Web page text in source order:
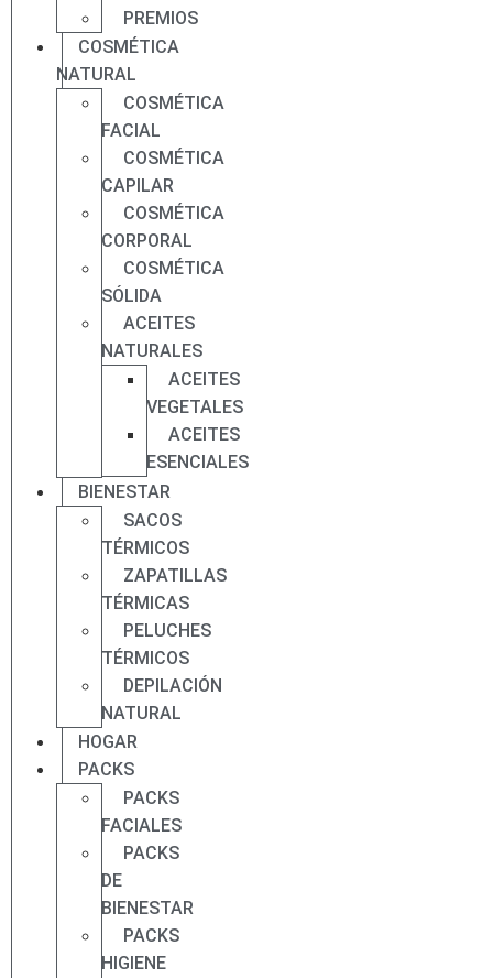
PREMIOS
COSMÉTICA
NATURAL
COSMÉTICA
FACIAL
COSMÉTICA
CAPILAR
COSMÉTICA
CORPORAL
COSMÉTICA
SÓLIDA
ACEITES
NATURALES
ACEITES
VEGETALES
ACEITES
ESENCIALES
BIENESTAR
SACOS
TÉRMICOS
ZAPATILLAS
TÉRMICAS
PELUCHES
TÉRMICOS
DEPILACIÓN
NATURAL
HOGAR
PACKS
PACKS
FACIALES
PACKS
DE
BIENESTAR
PACKS
HIGIENE